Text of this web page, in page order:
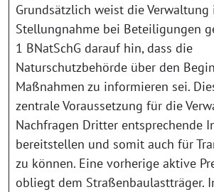
Grundsätzlich weist die
Stellungnahme bei Beteiligungen
1 BNatSchG darauf hin, dass die
Naturschutzbehörde über den
Maßnahmen zu informieren sei.
zentrale Voraussetzung für die
Nachfragen Dritter entsprechende
bereitstellen und somit auch für
zu können. Eine vorherige aktive
obliegt dem Straßenbaulastträger.